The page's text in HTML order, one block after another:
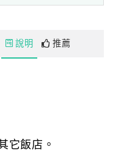
說明 推薦
它飯店。